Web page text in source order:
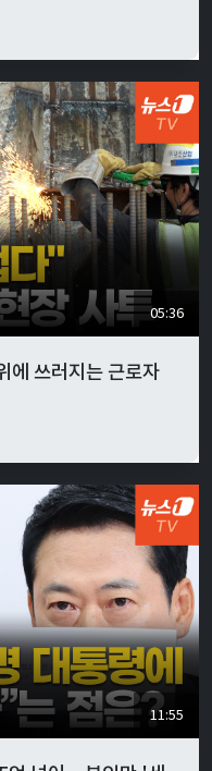
05:36
쓰러지는 근로자
11:55